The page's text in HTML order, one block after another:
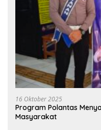
16 Oktober 2025
Program Polantas
Masyarakat